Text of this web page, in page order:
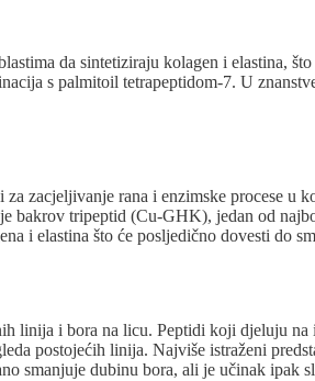
da sintetiziraju kolagen i elastina,
s palmitoil tetrapeptidom-7. U
zacjeljivanje rana i enzimske procese u
bakrov tripeptid (Cu-GHK), jedan od
i elastina što će posljedično dovesti do
linija i bora na licu. Peptidi koji djeluju
postojećih linija. Najviše istraženi
smanjuje dubinu bora, ali je učinak ipak